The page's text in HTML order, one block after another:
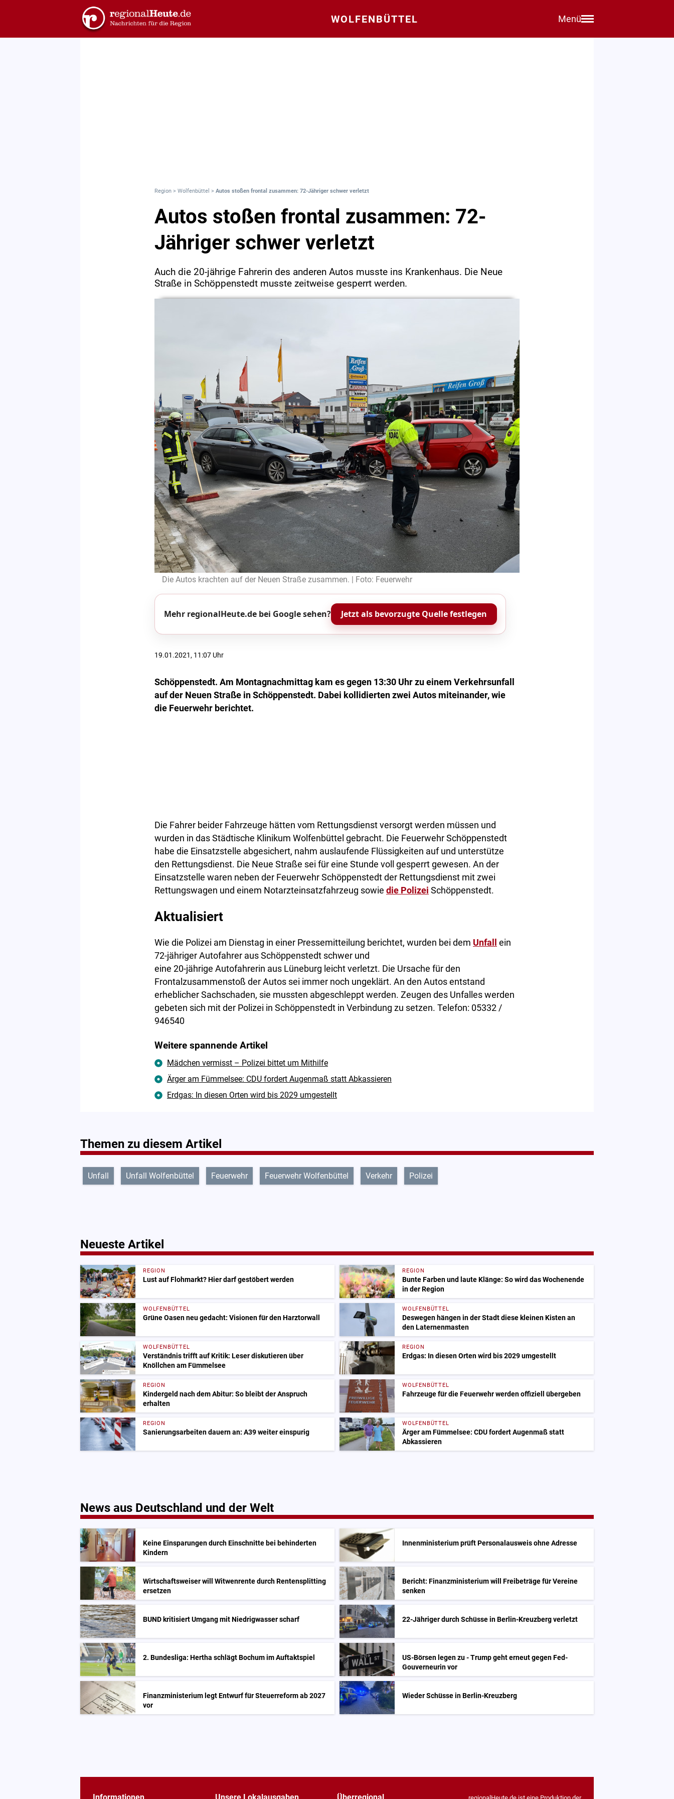
WOLFENBÜTTEL Menü
Region > Wolfenbüttel > Autos stoßen frontal zusammen: 72-Jähriger schwer verletzt
Autos stoßen frontal zusammen: 72-
Jähriger schwer verletzt
Auch die 20-jährige Fahrerin des anderen Autos musste ins Krankenhaus. Die Neue
Straße in Schöppenstedt musste zeitweise gesperrt werden.
Die Autos krachten auf der Neuen Straße zusammen. | Foto: Feuerwehr
Mehr regionalHeute.de bei Google sehen? Jetzt als bevorzugte Quelle festlegen
19.01.2021, 11:07 Uhr
Schöppenstedt. Am Montagnachmittag kam es gegen 13:30 Uhr zu einem Verkehrsunfall
auf der Neuen Straße in Schöppenstedt. Dabei kollidierten zwei Autos miteinander, wie
die Feuerwehr berichtet.
Die Fahrer beider Fahrzeuge hätten vom Rettungsdienst versorgt werden müssen und
wurden in das Städtische Klinikum Wolfenbüttel gebracht. Die Feuerwehr Schöppenstedt
habe die Einsatzstelle abgesichert, nahm auslaufende Flüssigkeiten auf und unterstütze
den Rettungsdienst. Die Neue Straße sei für eine Stunde voll gesperrt gewesen. An der
Einsatzstelle waren neben der Feuerwehr Schöppenstedt der Rettungsdienst mit zwei
Rettungswagen und einem Notarzteinsatzfahrzeug sowie die Polizei Schöppenstedt.
Aktualisiert
Wie die Polizei am Dienstag in einer Pressemitteilung berichtet, wurden bei dem Unfall
ein
72-jähriger Autofahrer aus Schöppenstedt schwer und
eine 20-jährige Autofahrerin aus Lüneburg leicht verletzt. Die Ursache für den
Frontalzusammenstoß der Autos sei immer noch ungeklärt. An den Autos entstand
erheblicher Sachschaden, sie mussten abgeschleppt werden. Zeugen des Unfalles werden
gebeten sich mit der Polizei in Schöppenstedt in Verbindung zu setzen. Telefon: 05332 /
946540
Weitere spannende Artikel
Mädchen vermisst – Polizei bittet um Mithilfe
Ärger am Fümmelsee: CDU fordert Augenmaß statt Abkassieren
Erdgas: In diesen Orten wird bis 2029 umgestellt
Themen zu diesem Artikel
Unfall Unfall Wolfenbüttel Feuerwehr Feuerwehr Wolfenbüttel Verkehr Polizei
Neueste Artikel
REGION
Lust auf Flohmarkt? Hier darf gestöbert werden
REGION
Bunte Farben und laute Klänge: So wird das Wochenende
in der Region
WOLFENBÜTTEL
Grüne Oasen neu gedacht: Visionen für den Harztorwall
WOLFENBÜTTEL
Deswegen hängen in der Stadt diese kleinen Kisten an
den Laternenmasten
WOLFENBÜTTEL
Verständnis trifft auf Kritik: Leser diskutieren über
Knöllchen am Fümmelsee
REGION
Erdgas: In diesen Orten wird bis 2029 umgestellt
REGION
Kindergeld nach dem Abitur: So bleibt der Anspruch
erhalten
WOLFENBÜTTEL
Fahrzeuge für die Feuerwehr werden offiziell übergeben
REGION
Sanierungsarbeiten dauern an: A39 weiter einspurig
WOLFENBÜTTEL
Ärger am Fümmelsee: CDU fordert Augenmaß statt
Abkassieren
News aus Deutschland und der Welt
Keine Einsparungen durch Einschnitte bei behinderten
Kindern
Innenministerium prüft Personalausweis ohne Adresse
Wirtschaftsweiser will Witwenrente durch Rentensplitting
ersetzen
Bericht: Finanzministerium will Freibeträge für Vereine
senken
BUND kritisiert Umgang mit Niedrigwasser scharf 22-Jähriger durch Schüsse in Berlin-Kreuzberg verletzt
2. Bundesliga: Hertha schlägt Bochum im Auftaktspiel
US-Börsen legen zu - Trump geht erneut gegen Fed-
Gouverneurin vor
Finanzministerium legt Entwurf für Steuerreform ab 2027
vor
Wieder Schüsse in Berlin-Kreuzberg